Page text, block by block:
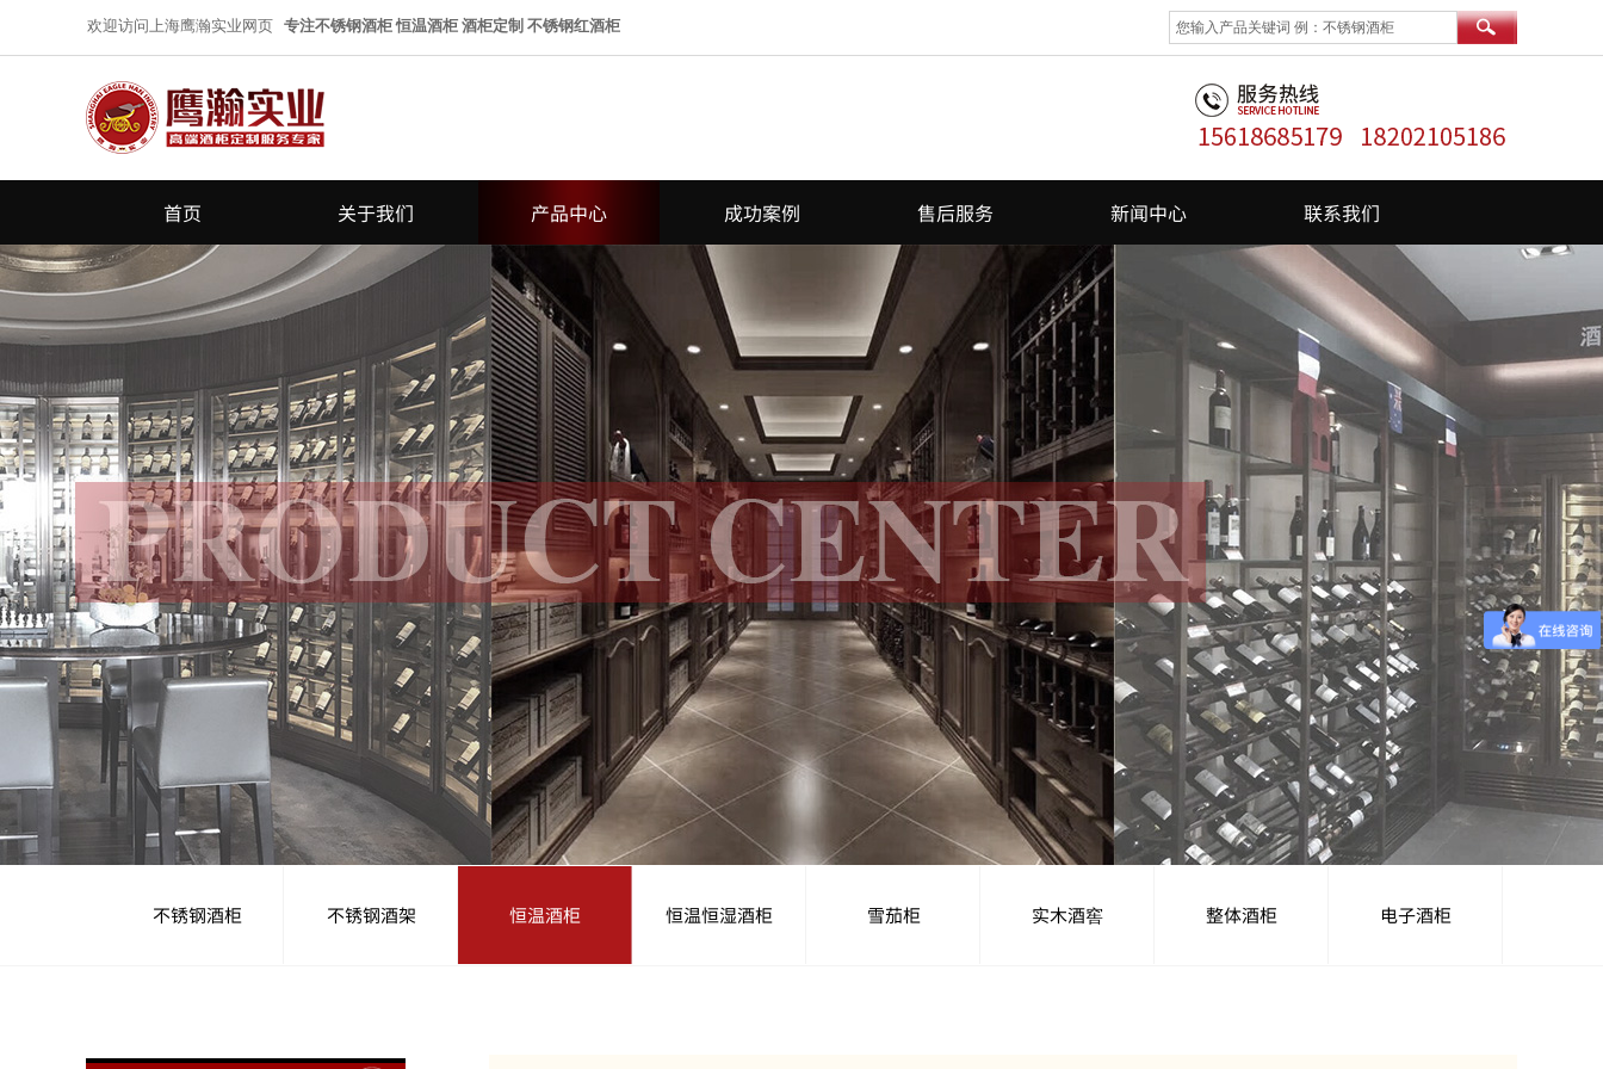
欢迎访问上海鹰瀚实业网页 专注不锈钢酒柜 恒温酒柜 酒柜定制 不锈钢红酒柜
首页 关于我们 产品中心 成功案例 售后服务 新闻中心 联系我们
不锈钢酒柜 不锈钢酒架 恒温酒柜 恒温恒湿酒柜 雪茄柜 实木酒窖 整体酒柜 电子酒柜